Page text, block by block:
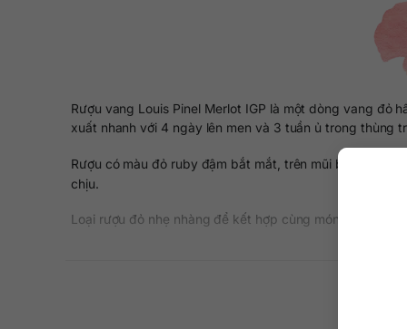
Rượu vang Louis Pinel Merlot IGP là một dòng vang đỏ
xuất nhanh với 4 ngày lên men và 3 tuần ủ trong thùng
Rượu có màu đỏ ruby đậm bắt mắt, trên mũi bung tỏa
chịu.
Loại rượu đỏ nhẹ nhàng để kết hợp cùng món ăn chế